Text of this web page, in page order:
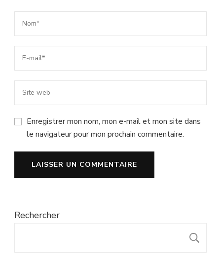
Enregistrer mon nom, mon e-mail et mon site dans
le navigateur pour mon prochain commentaire.
Rechercher